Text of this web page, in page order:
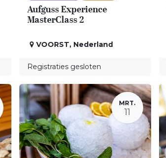
Aufguss Experience
MasterClass 2
VOORST, Nederland
Registraties gesloten
MRT.
11